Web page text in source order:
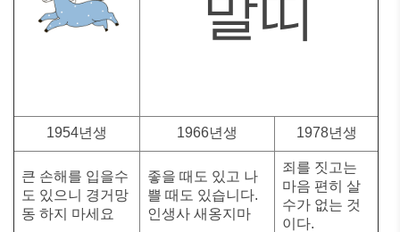
말띠
1954년생 1966년생 1978년생
큰 손해를 입을수
도 있으니 경거망
동 하지 마세요
좋을 때도 있고 나
쁠 때도 있습니다.
인생사 새옹지마
죄를 짓고는
마음 편히 살
수가 없는 것
이다.